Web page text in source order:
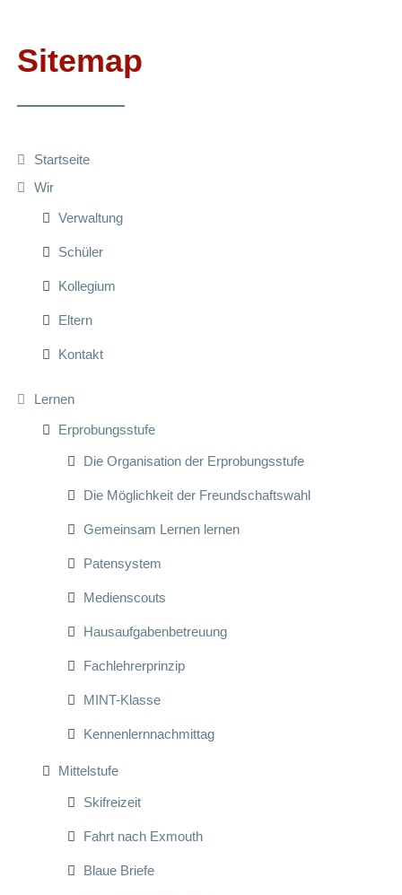
Sitemap
Startseite
Wir
Verwaltung
Schüler
Kollegium
Eltern
Kontakt
Lernen
Erprobungsstufe
Die Organisation der Erprobungsstufe
Die Möglichkeit der Freundschaftswahl
Gemeinsam Lernen lernen
Patensystem
Medienscouts
Hausaufgabenbetreuung
Fachlehrerprinzip
MINT-Klasse
Kennenlernnachmittag
Mittelstufe
Skifreizeit
Fahrt nach Exmouth
Blaue Briefe